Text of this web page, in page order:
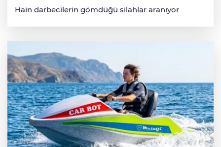
Hain darbecilerin gömdüğü silahlar aranıyor